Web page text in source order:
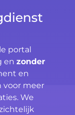
portal
en zonder
en
voor meer
We